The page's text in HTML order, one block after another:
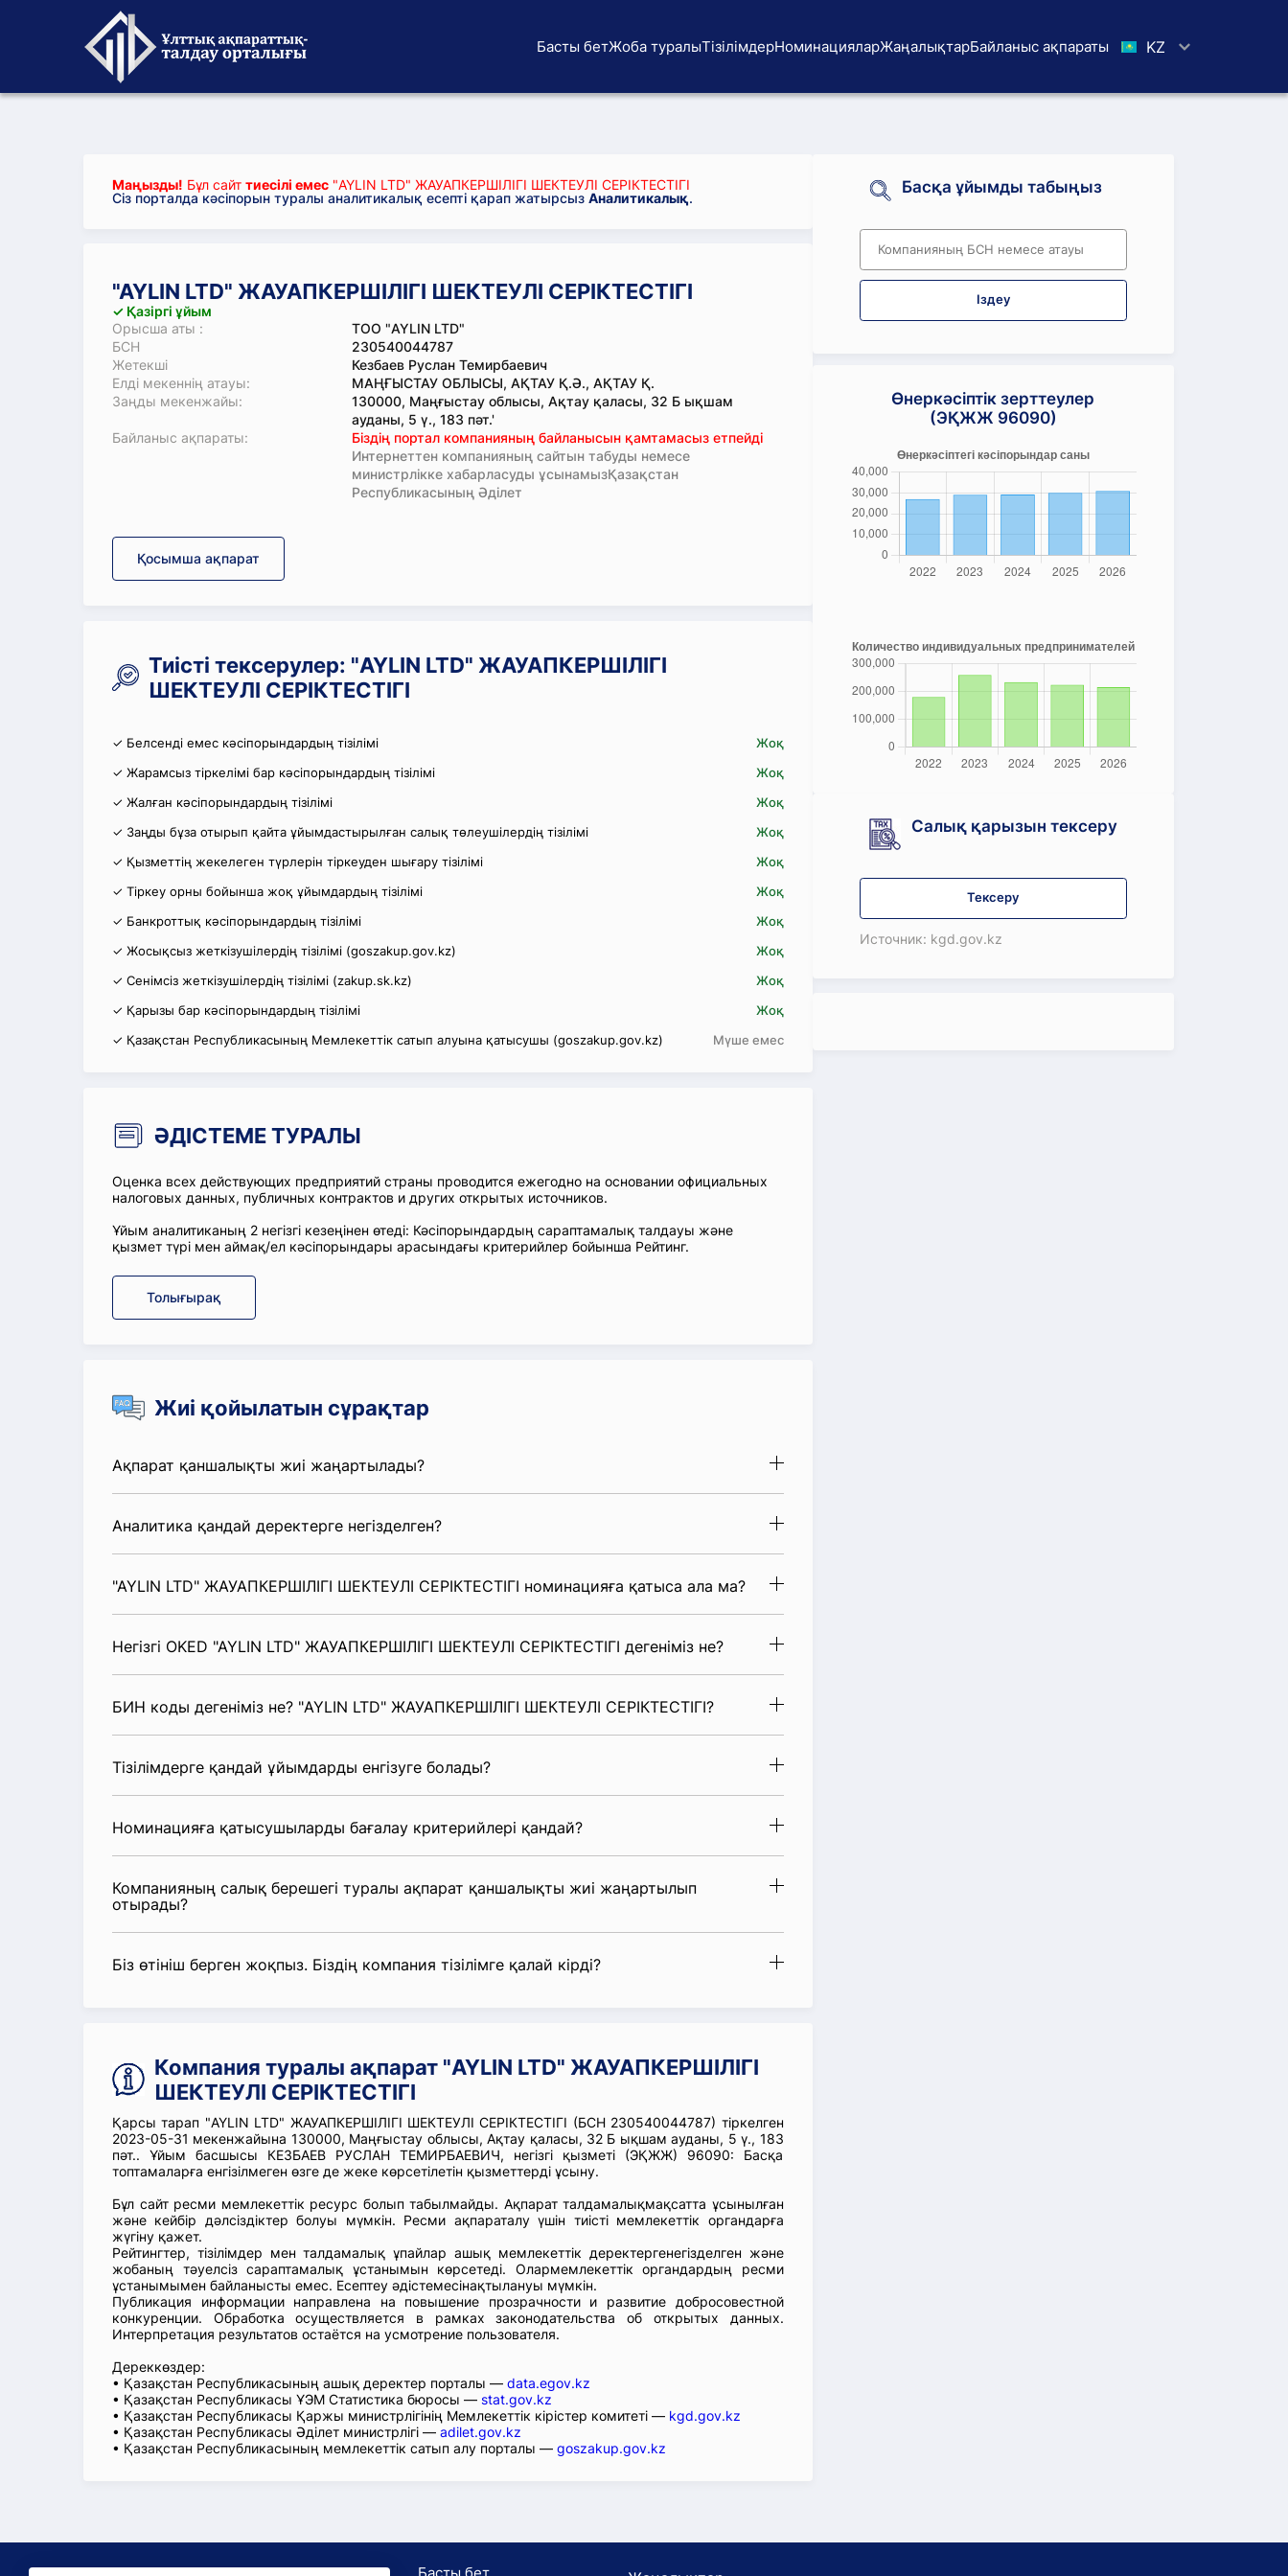
Басты бетЖоба туралыТізілімдерНоминацияларЖаңалықтарБайланыс ақпараты KZ
Маңызды! Бұл сайт тиесілі емес "AYLIN LTD" ЖАУАПКЕРШІЛІГІ ШЕКТЕУЛІ СЕРІКТЕСТІГІ
Сіз порталда кәсіпорын туралы аналитикалық есепті қарап жатырсыз Аналитикалық.
"AYLIN LTD" ЖАУАПКЕРШІЛІГІ ШЕКТЕУЛІ СЕРІКТЕСТІГІ
✓ Қазіргі ұйым
Орысша аты :
ТОО "AYLIN LTD"
БСН
230540044787
Жетекші
Кезбаев Руслан Темирбаевич
Елді мекеннің атауы:
МАҢҒЫСТАУ ОБЛЫСЫ, АҚТАУ Қ.Ә., АҚТАУ Қ.
Заңды мекенжайы:
130000, Маңғыстау облысы, Ақтау қаласы, 32 Б ықшам
ауданы, 5 ү., 183 пәт.'
Байланыс ақпараты:
Біздің портал компанияның байланысын қамтамасыз етпейді
Интернеттен компанияның сайтын табуды немесе
министрлікке хабарласуды ұсынамызҚазақстан
Республикасының Әділет
Қосымша ақпарат
Тиісті тексерулер: "AYLIN LTD" ЖАУАПКЕРШІЛІГІ
ШЕКТЕУЛІ СЕРІКТЕСТІГІ
✓ Белсенді емес кәсіпорындардың тізілімі
Жоқ
✓ Жарамсыз тіркелімі бар кәсіпорындардың тізілімі
Жоқ
✓ Жалған кәсіпорындардың тізілімі
Жоқ
✓ Заңды бұза отырып қайта ұйымдастырылған салық төлеушілердің тізілімі
Жоқ
✓ Қызметтің жекелеген түрлерін тіркеуден шығару тізілімі
Жоқ
✓ Тіркеу орны бойынша жоқ ұйымдардың тізілімі
Жоқ
✓ Банкроттық кәсіпорындардың тізілімі
Жоқ
✓ Жосықсыз жеткізушілердің тізілімі (goszakup.gov.kz)
Жоқ
✓ Сенімсіз жеткізушілердің тізілімі (zakup.sk.kz)
Жоқ
✓ Қарызы бар кәсіпорындардың тізілімі
Жоқ
✓ Қазақстан Республикасының Мемлекеттік сатып алуына қатысушы (goszakup.gov.kz)
Мүше емес
ӘДІСТЕМЕ ТУРАЛЫ
Оценка всех действующих предприятий страны проводится ежегодно на основании официальных
налоговых данных, публичных контрактов и других открытых источников.
Ұйым аналитиканың 2 негізгі кезеңінен өтеді: Кәсіпорындардың сараптамалық талдауы және
қызмет түрі мен аймақ/ел кәсіпорындары арасындағы критерийлер бойынша Рейтинг.
Толығырақ
Жиі қойылатын сұрақтар
Ақпарат қаншалықты жиі жаңартылады?
Аналитика қандай деректерге негізделген?
"AYLIN LTD" ЖАУАПКЕРШІЛІГІ ШЕКТЕУЛІ СЕРІКТЕСТІГІ номинацияға қатыса ала ма?
Негізгі OKED "AYLIN LTD" ЖАУАПКЕРШІЛІГІ ШЕКТЕУЛІ СЕРІКТЕСТІГІ дегеніміз не?
БИН коды дегеніміз не? "AYLIN LTD" ЖАУАПКЕРШІЛІГІ ШЕКТЕУЛІ СЕРІКТЕСТІГІ?
Тізілімдерге қандай ұйымдарды енгізуге болады?
Номинацияға қатысушыларды бағалау критерийлері қандай?
Компанияның салық берешегі туралы ақпарат қаншалықты жиі жаңартылып
отырады?
Біз өтініш берген жоқпыз. Біздің компания тізілімге қалай кірді?
Компания туралы ақпарат "AYLIN LTD" ЖАУАПКЕРШІЛІГІ
ШЕКТЕУЛІ СЕРІКТЕСТІГІ
Қарсы тарап "AYLIN LTD" ЖАУАПКЕРШІЛІГІ ШЕКТЕУЛІ СЕРІКТЕСТІГІ (БСН 230540044787) тіркелген
2023-05-31 мекенжайына 130000, Маңғыстау облысы, Ақтау қаласы, 32 Б ықшам ауданы, 5 ү., 183
пәт.. Ұйым басшысы КЕЗБАЕВ РУСЛАН ТЕМИРБАЕВИЧ, негізгі қызметі (ЭҚЖЖ) 96090: Басқа
топтамаларға енгізілмеген өзге де жеке көрсетілетін қызметтерді ұсыну.
Бұл сайт ресми мемлекеттік ресурс болып табылмайды. Ақпарат талдамалықмақсатта ұсынылған
және кейбір дәлсіздіктер болуы мүмкін. Ресми ақпараталу үшін тиісті мемлекеттік органдарға
жүгіну қажет.
Рейтингтер, тізілімдер мен талдамалық ұпайлар ашық мемлекеттік деректергенегізделген және
жобаның тәуелсіз сараптамалық ұстанымын көрсетеді. Олармемлекеттік органдардың ресми
ұстанымымен байланысты емес. Есептеу әдістемесінақтылануы мүмкін.
Публикация информации направлена на повышение прозрачности и развитие добросовестной
конкуренции. Обработка осуществляется в рамках законодательства об открытых данных.
Интерпретация результатов остаётся на усмотрение пользователя.
Дереккөздер:
• Қазақстан Республикасының ашық деректер порталы — data.egov.kz
• Қазақстан Республикасы ҰЭМ Статистика бюросы — stat.gov.kz
• Қазақстан Республикасы Қаржы министрлігінің Мемлекеттік кірістер комитеті — kgd.gov.kz
• Қазақстан Республикасы Әділет министрлігі — adilet.gov.kz
• Қазақстан Республикасының мемлекеттік сатып алу порталы — goszakup.gov.kz
Басқа ұйымды табыңыз
Іздеу
Өнеркәсіптік зерттеулер
(ЭҚЖЖ 96090)
Салық қарызын тексеру
Тексеру
Источник: kgd.gov.kz